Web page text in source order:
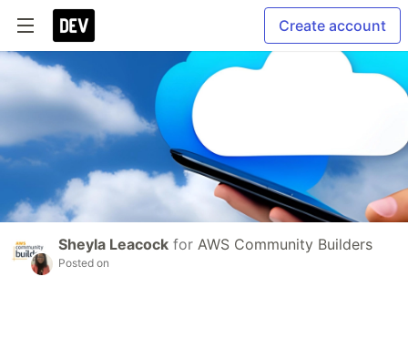
Create account
Sheyla Leacock for AWS Community Builders
Posted on